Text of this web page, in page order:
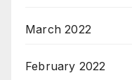
March 2022
February 2022